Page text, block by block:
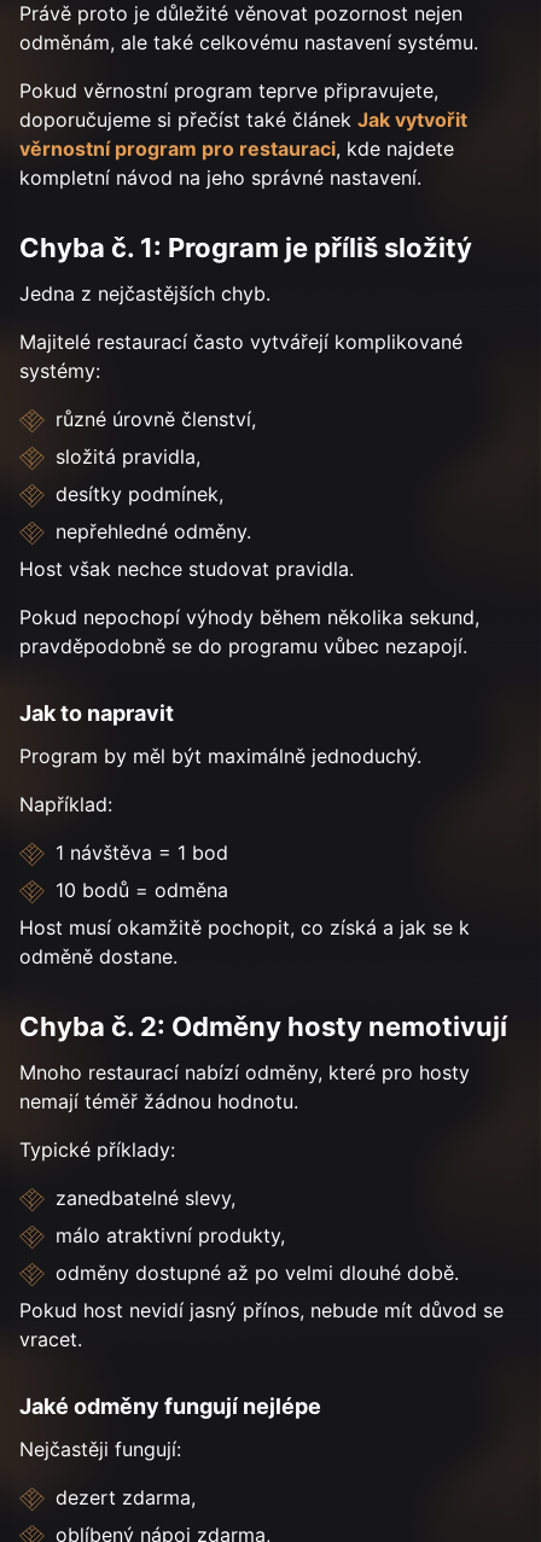
Právě proto je důležité věnovat pozornost nejen
odměnám, ale také celkovému nastavení systému.
Pokud věrnostní program teprve připravujete,
doporučujeme si přečíst také článek Jak vytvořit
věrnostní program pro restauraci, kde najdete
kompletní návod na jeho správné nastavení.
Chyba č. 1: Program je příliš složitý
Jedna z nejčastějších chyb.
Majitelé restaurací často vytvářejí komplikované
systémy:
různé úrovně členství,
složitá pravidla,
desítky podmínek,
nepřehledné odměny.
Host však nechce studovat pravidla.
Pokud nepochopí výhody během několika sekund,
pravděpodobně se do programu vůbec nezapojí.
Jak to napravit
Program by měl být maximálně jednoduchý.
Například:
1 návštěva = 1 bod
10 bodů = odměna
Host musí okamžitě pochopit, co získá a jak se k
odměně dostane.
Chyba č. 2: Odměny hosty nemotivují
Mnoho restaurací nabízí odměny, které pro hosty
nemají téměř žádnou hodnotu.
Typické příklady:
zanedbatelné slevy,
málo atraktivní produkty,
odměny dostupné až po velmi dlouhé době.
Pokud host nevidí jasný přínos, nebude mít důvod se
vracet.
Jaké odměny fungují nejlépe
Nejčastěji fungují:
dezert zdarma,
oblíbený nápoj zdarma,